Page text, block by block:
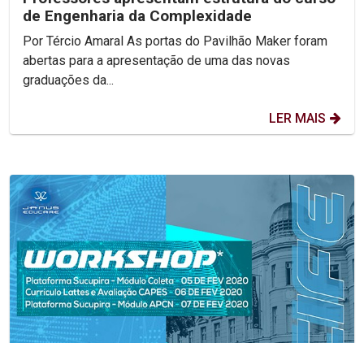
de Engenharia da Complexidade
Por Tércio Amaral As portas do Pavilhão Maker foram
abertas para a apresentação de uma das novas
graduações da...
LER MAIS